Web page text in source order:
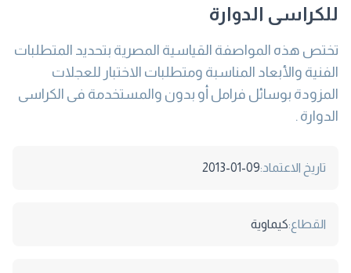
للكراسى الدوارة
تختص هذه المواصفة القياسية المصرية بتحديد المتطلبات
الفنية والأبعاد المناسبة ومتطلبات الاختبار للعجلات
المزودة بوسائل فرامل أو بدون والمستخدمة فى الكراسى
الدوارة .
تاريخ الاعتماد:2013-01-09
القطاع:كيماوية